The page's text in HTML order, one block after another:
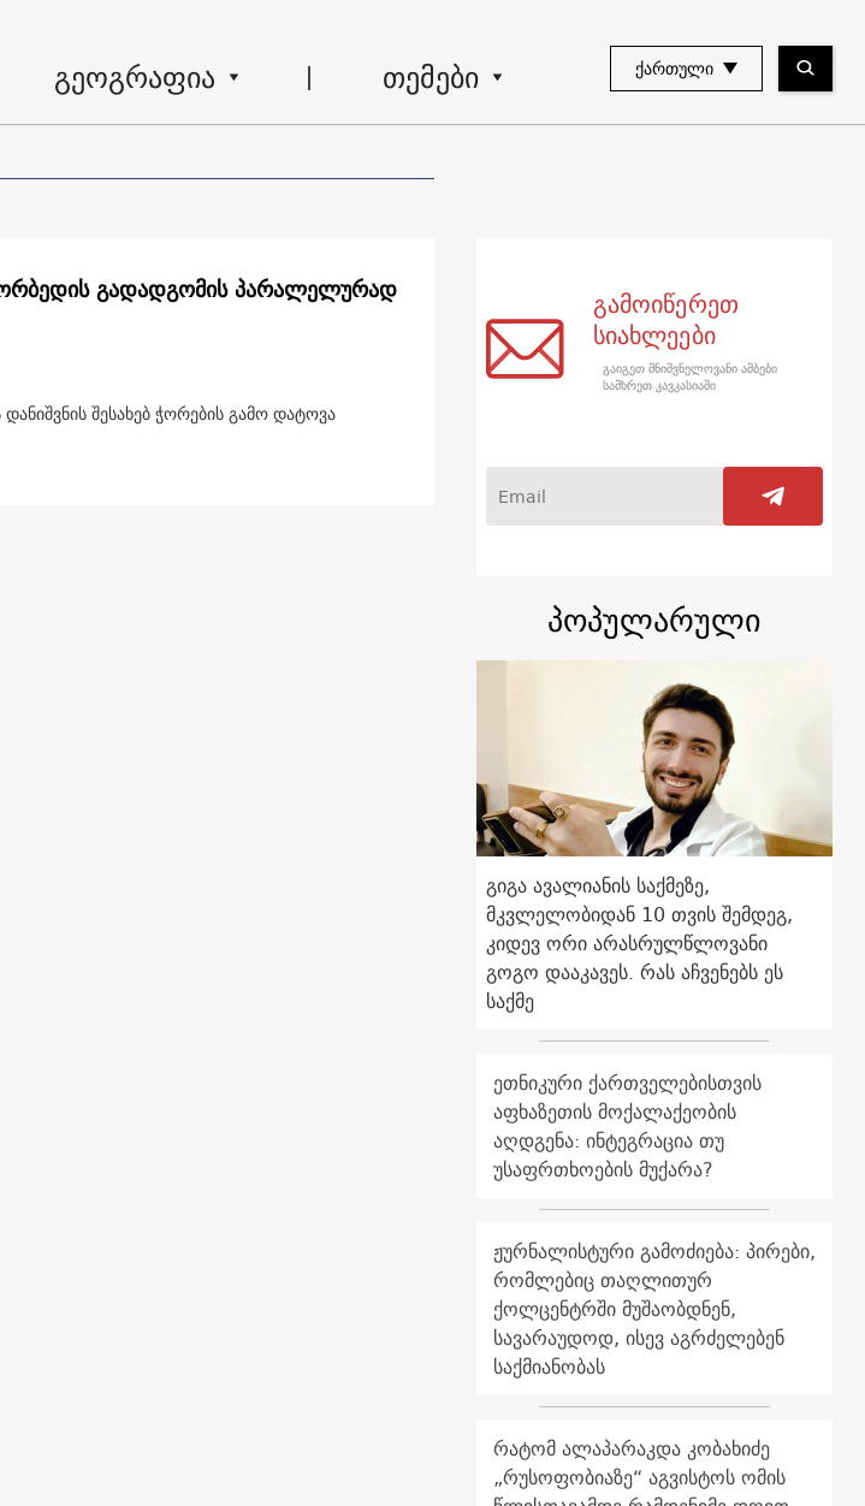
გეოგრაფია თემები ᲥᲐᲠᲗᲣᲚᲘ
გადადგომის პარალელურად
შესახებ ჭორების გამო დატოვა
გამოიწერეთ
სიახლეები
გაიგეთ მნიშვნელოვანი ამბები
სამხრეთ კავკასიაში
პოპულარული
გიგა ავალიანის საქმეზე,
მკვლელობიდან 10 თვის შემდეგ,
კიდევ ორი არასრულწლოვანი
გოგო დააკავეს. რას აჩვენებს ეს
საქმე
ეთნიკური ქართველებისთვის
აფხაზეთის მოქალაქეობის
აღდგენა: ინტეგრაცია თუ
უსაფრთხოების მუქარა?
ჟურნალისტური გამოძიება: პირები,
რომლებიც თაღლითურ
ქოლცენტრში მუშაობდნენ,
სავარაუდოდ, ისევ აგრძელებენ
საქმიანობას
რატომ ალაპარაკდა კობახიძე
„რუსოფობიაზე“ აგვისტოს ომის